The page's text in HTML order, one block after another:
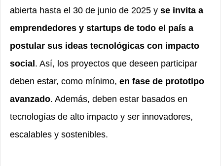
abierta hasta el 30 de junio de 2025 y se invita a
emprendedores y startups de todo el país a
postular sus ideas tecnológicas con impacto
social. Así, los proyectos que deseen participar
deben estar, como mínimo, en fase de prototipo
avanzado. Además, deben estar basados en
tecnologías de alto impacto y ser innovadores,
escalables y sostenibles.